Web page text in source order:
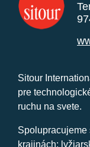
Sitour
pre
ruchu na svete.
Spolupracujeme
krajinách: